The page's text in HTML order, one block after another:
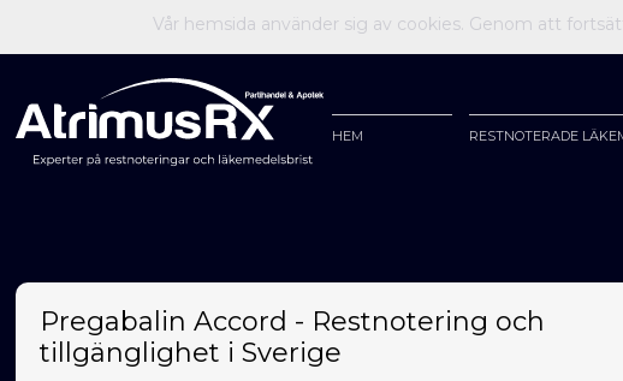
HEM RESTNOTERADE
Pregabalin Accord - Restnotering och
tillgänglighet i Sverige
Vår hemsida använder sig av cookies. Genom att